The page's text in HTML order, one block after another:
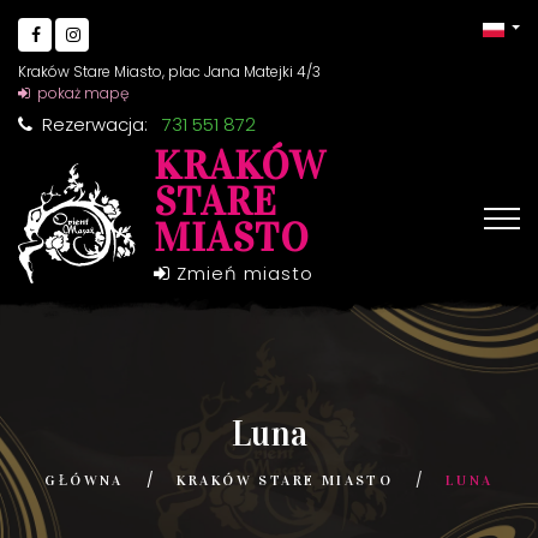
Kraków Stare Miasto, plac Jana Matejki 4/3
pokaż mapę
Rezerwacja: 731 551 872
KRAKÓW
STARE
MIASTO
Zmień miasto
Luna
GŁÓWNA KRAKÓW STARE MIASTO LUNA